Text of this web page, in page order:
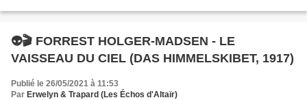
👽🎬 FORREST HOLGER-MADSEN - LE
VAISSEAU DU CIEL (DAS HIMMELSKIBET, 1917)
Publié le 26/05/2021 à 11:53
Par Erwelyn & Trapard (Les Échos d'Altaïr)